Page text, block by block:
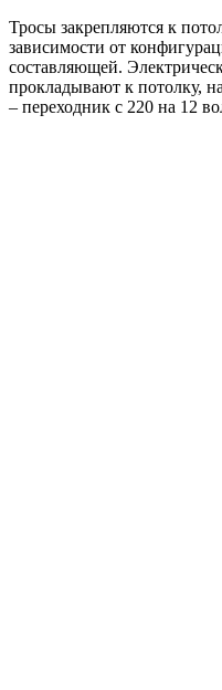
Тросы закрепляются к
зависимости от
составляющей.
прокладывают к потолку,
– переходник с 220 на 12